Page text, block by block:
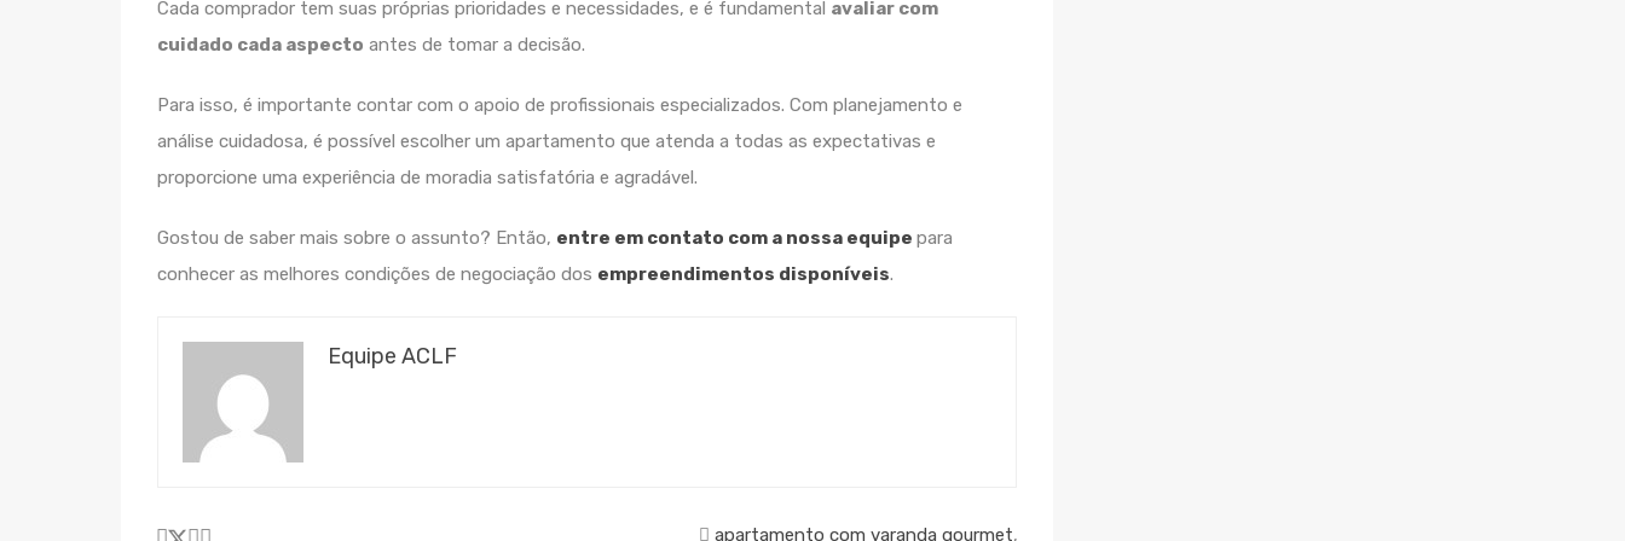
Cada comprador tem suas próprias prioridades e necessidades, e é fundamental avaliar com
cuidado cada aspecto antes de tomar a decisão.
Para isso, é importante contar com o apoio de profissionais especializados. Com planejamento e
análise cuidadosa, é possível escolher um apartamento que atenda a todas as expectativas e
proporcione uma experiência de moradia satisfatória e agradável.
Gostou de saber mais sobre o assunto? Então, entre em contato com a nossa equipe para
conhecer as melhores condições de negociação dos empreendimentos disponíveis.
Equipe ACLF
apartamento com varanda gourmet,